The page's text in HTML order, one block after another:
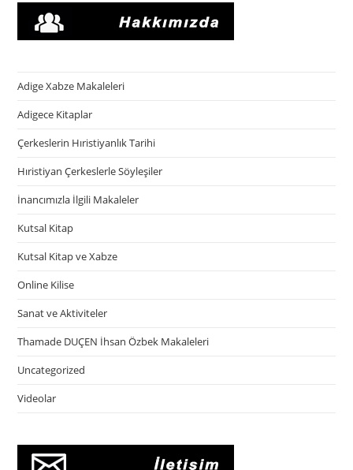
Adige Xabze Makaleleri
Adigece Kitaplar
Çerkeslerin Hıristiyanlık Tarihi
Hıristiyan Çerkeslerle Söyleşiler
İnancımızla İlgili Makaleler
Kutsal Kitap
Kutsal Kitap ve Xabze
Online Kilise
Sanat ve Aktiviteler
Thamade DUÇEN İhsan Özbek Makaleleri
Uncategorized
Videolar